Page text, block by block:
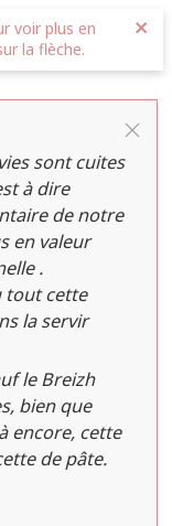
sont cuites
à dire
de notre
en valeur
.
tout cette
la servir
le Breizh
bien que
encore, cette
de pâte.
voir plus en
la flèche.